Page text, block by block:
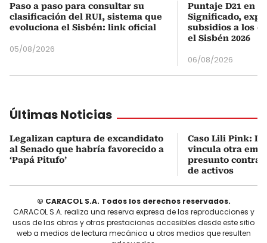
Paso a paso para consultar su
clasificación del RUI, sistema que
evoluciona el Sisbén: link oficial
05/08/2026
Puntaje D21 en
Significado,
subsidios a los
el Sisbén 2026
06/08/2026
Últimas Noticias
Legalizan captura de excandidato
al Senado que habría favorecido a
‘Papá Pitufo’
Caso Lili Pink:
vincula otra
presunto
de activos
© CARACOL S.A. Todos los derechos reservados.
CARACOL S.A. realiza una reserva expresa de las reproducciones y
usos de las obras y otras prestaciones accesibles desde este sitio
web a medios de lectura mecánica u otros medios que resulten